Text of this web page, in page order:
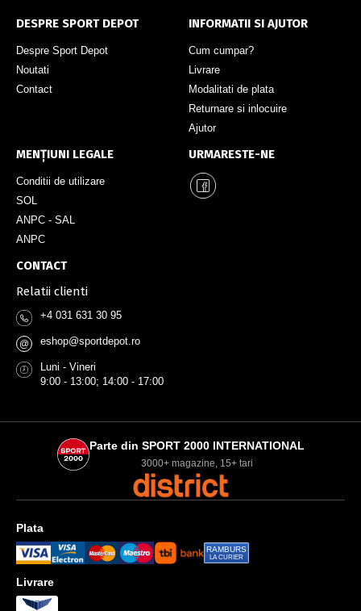
DESPRE SPORT DEPOT
Despre Sport Depot
Noutati
Contact
INFORMATII SI AJUTOR
Cum cumpar?
Livrare
Modalitati de plata
Returnare si inlocuire
Ajutor
MENȚIUNI LEGALE
Conditii de utilizare
SOL
ANPC - SAL
ANPC
URMARESTE-NE
CONTACT
Relatii clienti
+4 031 631 30 95
@ eshop@sportdepot.ro
Luni - Vineri
9:00 - 13:00; 14:00 - 17:00
Parte din SPORT 2000 INTERNATIONAL
3000+ magazine, 15+ tari
Plata
RAMBURS
LA CURIER
Livrare